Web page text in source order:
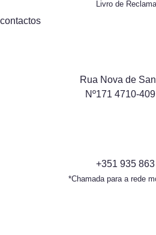
Livro de
contactos
Rua Nova de
Nº171 4710-
+351 935
*Chamada para a rede